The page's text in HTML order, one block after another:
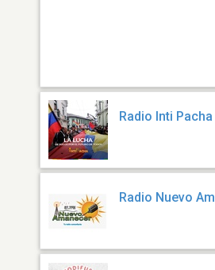
Radio Inti Pacha
Radio Nuevo